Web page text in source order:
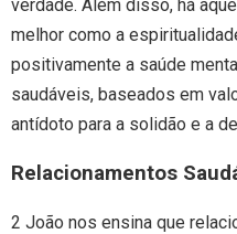
verdade. Além disso, há
melhor como a
positivamente a saúde
saudáveis, baseados em
antídoto para a solidão e a
Relacionamentos
2 João nos ensina que